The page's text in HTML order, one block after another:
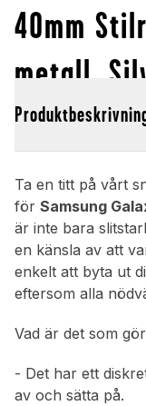
40mm
metall,
Ta en titt på vårt
för Samsung
är inte bara
en känsla av att
enkelt att byta ut
eftersom alla
Vad är det som
- Det har ett
av och sätta på.